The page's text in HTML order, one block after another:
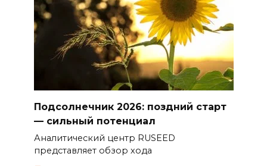
Подсолнечник 2026: поздний старт
— сильный потенциал
Аналитический центр RUSEED
представляет обзор хода